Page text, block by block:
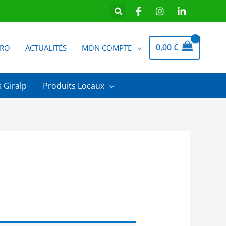
ACTUALITÉS MON COMPTE 0,00€
Giralp Produits Locaux